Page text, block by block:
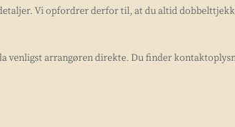
Vi opfordrer derfor til, at du altid
venligst arrangøren direkte. Du finder